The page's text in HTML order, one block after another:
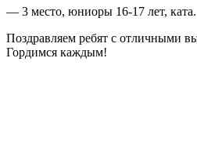
— 3 место, юниоры 16-17 лет, ката.
Поздравляем ребят с отличными
Гордимся каждым!